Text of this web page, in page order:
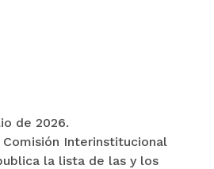
de 2026.
Comisión Interinstitucional
la lista de las y los